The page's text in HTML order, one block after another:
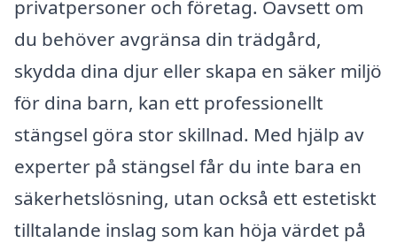
privatpersoner och företag. Oavsett om
du behöver avgränsa din trädgård,
skydda dina djur eller skapa en säker miljö
för dina barn, kan ett professionellt
stängsel göra stor skillnad. Med hjälp av
experter på stängsel får du inte bara en
säkerhetslösning, utan också ett estetiskt
tilltalande inslag som kan höja värdet på